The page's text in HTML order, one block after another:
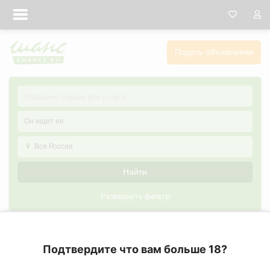
Подать объявление
Он ищет ее
Вся Россия
Найти
Развернуть фильтр
Подтвердите что вам больше 18?